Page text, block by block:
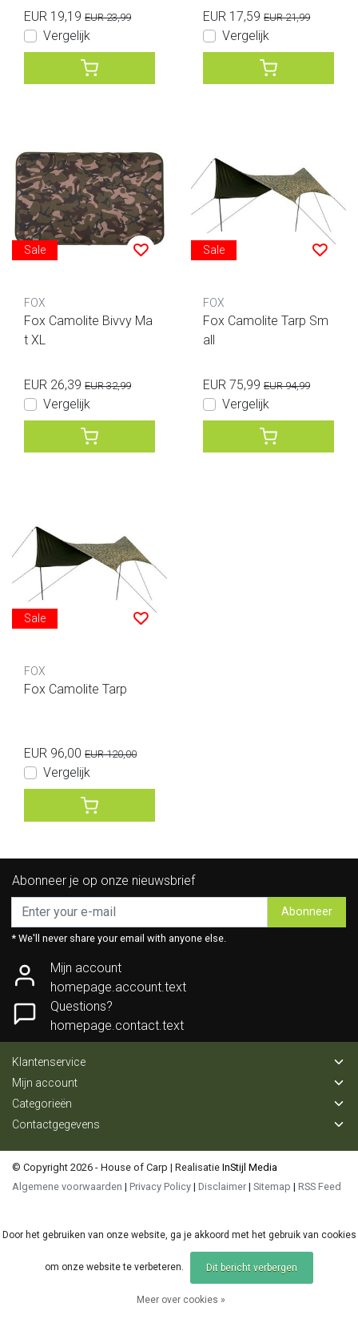
EUR 19,19 EUR 23,99
Vergelijk
EUR 17,59 EUR 21,99
Vergelijk
Sale
FOX
Fox Camolite Bivvy Ma
t XL
EUR 26,39 EUR 32,99
Vergelijk
Sale
FOX
Fox Camolite Tarp Sm
all
EUR 75,99 EUR 94,99
Vergelijk
Sale
FOX
Fox Camolite Tarp
EUR 96,00 EUR 120,00
Vergelijk
Abonneer je op onze nieuwsbrief
Abonneer
* We'll never share your email with anyone else.
Mijn account
homepage.account.text
Questions?
homepage.contact.text
Klantenservice
Mijn account
Categorieën
Contactgegevens
© Copyright 2026 - House of Carp | Realisatie InStijl Media
Algemene voorwaarden | Privacy Policy | Disclaimer | Sitemap | RSS Feed
Door het gebruiken van onze website, ga je akkoord met het gebruik van cookies
om onze website te verbeteren. Dit bericht verbergen
Meer over cookies »